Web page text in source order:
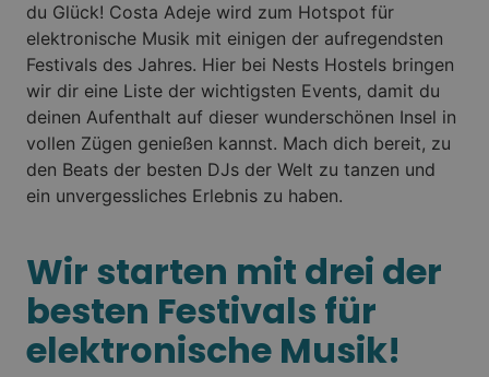
du Glück! Costa Adeje wird zum Hotspot für
elektronische Musik mit einigen der aufregendsten
Festivals des Jahres. Hier bei Nests Hostels bringen
wir dir eine Liste der wichtigsten Events, damit du
deinen Aufenthalt auf dieser wunderschönen Insel in
vollen Zügen genießen kannst. Mach dich bereit, zu
den Beats der besten DJs der Welt zu tanzen und
ein unvergessliches Erlebnis zu haben.
Wir starten mit drei der
besten Festivals für
elektronische Musik!